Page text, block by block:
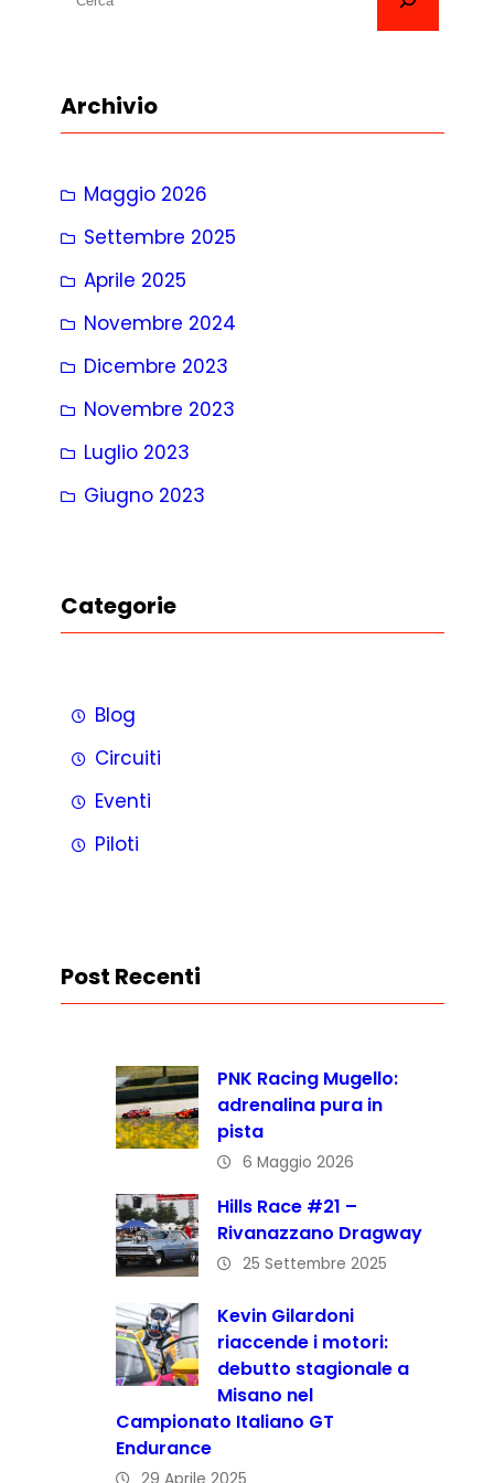
a
Archivio
Maggio 2026
Settembre 2025
Aprile 2025
Novembre 2024
Dicembre 2023
Novembre 2023
Luglio 2023
Giugno 2023
Categorie
Blog
Circuiti
Eventi
Piloti
Post Recenti
PNK Racing Mugello:
adrenalina pura in
pista
6 Maggio 2026
Hills Race #21 –
Rivanazzano Dragway
25 Settembre 2025
Kevin Gilardoni
riaccende i motori:
debutto stagionale a
Misano nel
Campionato Italiano GT
Endurance
29 Aprile 2025